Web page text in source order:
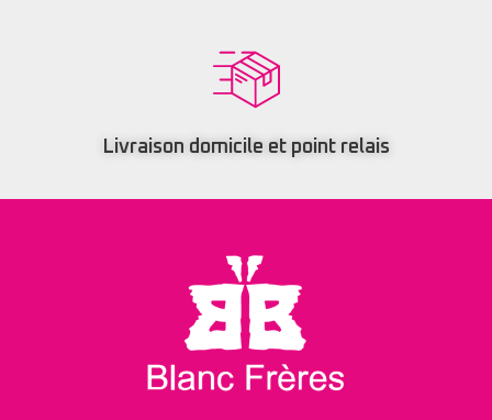
Livraison domicile et point relais